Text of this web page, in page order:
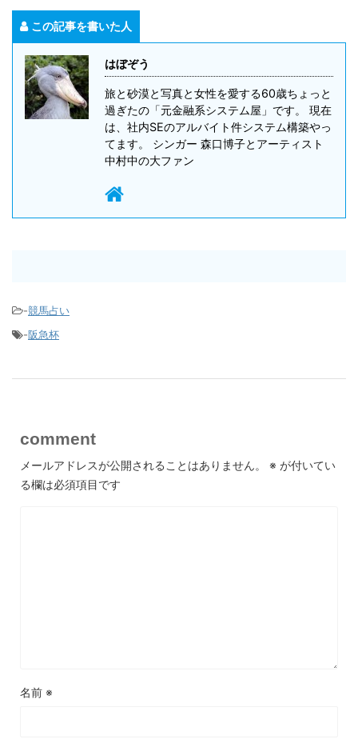
この記事を書いた人
はぼぞう
旅と砂漠と写真と女性を愛する60歳ちょっと
過ぎたの「元金融系システム屋」です。 現在
は、社内SEのアルバイト件システム構築やっ
てます。 シンガー 森口博子とアーティスト
中村中の大ファン
-競馬占い
-阪急杯
comment
メールアドレスが公開されることはありません。 ※ が付いてい
る欄は必須項目です
名前 ※